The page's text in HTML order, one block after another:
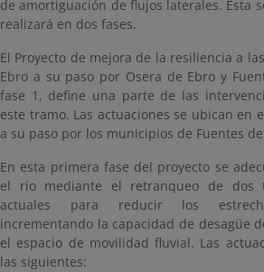
de amortiguación de flujos laterales. Esta
realizará en dos fases.
El Proyecto de mejora de la resiliencia a
Ebro a su paso por Osera de Ebro y
fase 1, define una parte de las
este tramo. Las actuaciones se ubican en
a su paso por los municipios de Fuentes
En esta primera fase del proyecto se
el río mediante el retranqueo de dos
actuales para reducir los
incrementando la capacidad de desagüe
el espacio de movilidad fluvial. Las
las siguientes: